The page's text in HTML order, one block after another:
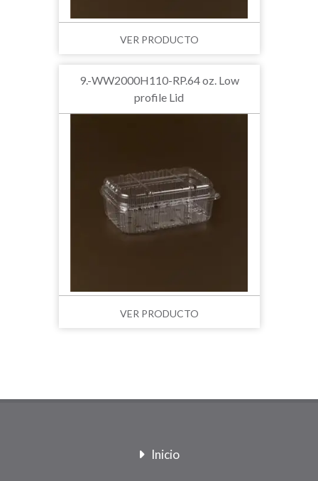
VER PRODUCTO
9.-WW2000H110-RP.64 oz. Low
profile Lid
VER PRODUCTO
Inicio